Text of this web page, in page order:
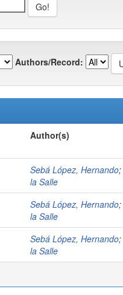
Authors/Record:
Author(s)
Sebá López, Hernando;
la Salle
Sebá López, Hernando;
la Salle
Sebá López, Hernando;
la Salle